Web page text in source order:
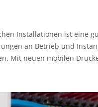
Installationen ist eine
an Betrieb und
Mit neuen mobilen